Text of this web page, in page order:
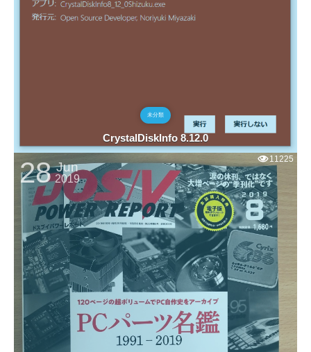
未分類
CrystalDiskInfo 8.12.0
28 Jun
2019
11225